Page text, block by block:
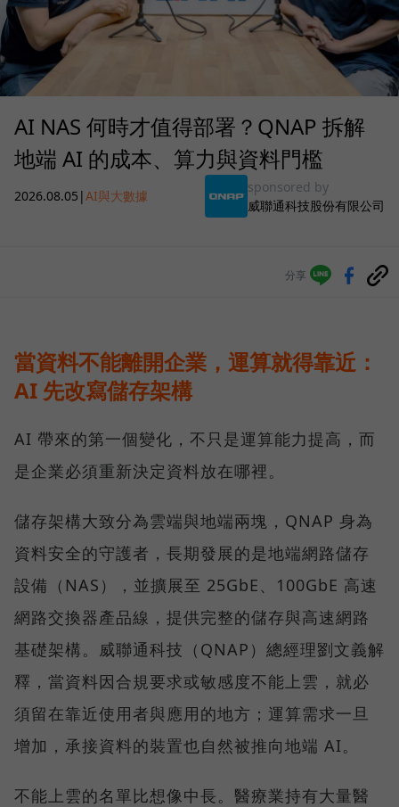
AI NAS 何時才值得部署？QNAP 拆解
地端 AI 的成本、算力與資料門檻
2026.08.05 |AI與大數據
sponsored by
威聯通科技股份有限公司
分享
當資料不能離開企業，運算就得靠近：
AI 先改寫儲存架構
AI 帶來的第一個變化，不只是運算能力提高，而
是企業必須重新決定資料放在哪裡。
儲存架構大致分為雲端與地端兩塊，QNAP 身為
資料安全的守護者，長期發展的是地端網路儲存
設備（NAS），並擴展至 25GbE、100GbE 高速
網路交換器產品線，提供完整的儲存與高速網路
基礎架構。威聯通科技（QNAP）總經理劉文義解
釋，當資料因合規要求或敏感度不能上雲，就必
須留在靠近使用者與應用的地方；運算需求一旦
增加，承接資料的裝置也自然被推向地端 AI。
不能上雲的名單比想像中長。醫療業持有大量醫